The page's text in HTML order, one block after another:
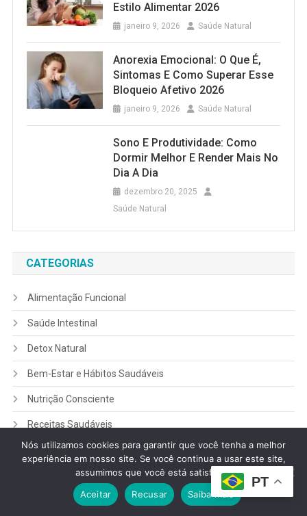
Estilo Alimentar 2026
janeiro 9, 2026 Saúde Natural
Anorexia Emocional: O Que É,
Sintomas E Como Superar Esse
Bloqueio Afetivo 2026
janeiro 9, 2026 Saúde Natural
Sono E Produtividade: Como
Dormir Melhor E Render Mais No
Dia A Dia
dezembro 20, 2025
Saúde Natural
CATEGORIAS
Alimentação Funcional
Saúde Intestinal
Detox Natural
Bem-Estar e Hábitos Saudáveis
Nutrição Consciente
Receitas Saudáveis
Chás e Plantas Naturais
Guias e Dicas PT
Nós utilizamos cookies para garantir que você tenha a melhor
experiência em nosso site. Se você continua a usar este site,
assumimos que você está satisfeito.
Aceitar
Recusar Saiba mais